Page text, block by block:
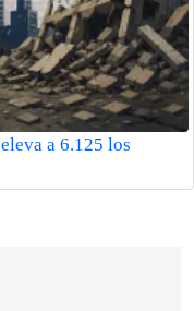
a 6.125 los